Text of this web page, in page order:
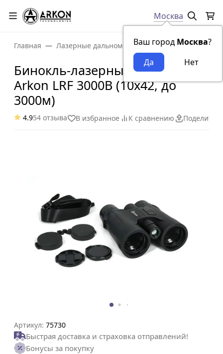
Москва
Ваш город Москва?
Главная Лазерные дальномеры Бинокль-лазерный
Бинокль-лазерный дальномер
Arkon LRF 3000B (10x42, до
3000м)
4.954 отзыва В избранное К сравнению Поделиться
Артикул: 75730
Быстрая доставка и страховка отправлений!
Бонусы за покупку